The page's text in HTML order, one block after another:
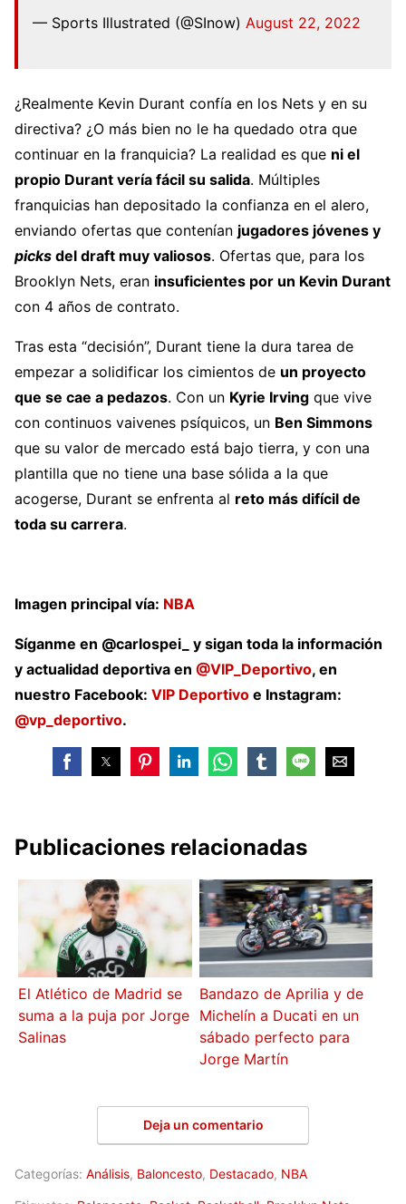
— Sports Illustrated (@SInow) August 22, 2022
¿Realmente Kevin Durant confía en los Nets y en su
directiva? ¿O más bien no le ha quedado otra que
continuar en la franquicia? La realidad es que ni el
propio Durant vería fácil su salida. Múltiples
franquicias han depositado la confianza en el alero,
enviando ofertas que contenían jugadores jóvenes y
picks del draft muy valiosos. Ofertas que, para los
Brooklyn Nets, eran insuficientes por un Kevin Durant
con 4 años de contrato.
Tras esta “decisión”, Durant tiene la dura tarea de
empezar a solidificar los cimientos de un proyecto
que se cae a pedazos. Con un Kyrie Irving que vive
con continuos vaivenes psíquicos, un Ben Simmons
que su valor de mercado está bajo tierra, y con una
plantilla que no tiene una base sólida a la que
acogerse, Durant se enfrenta al reto más difícil de
toda su carrera.
Imagen principal vía: NBA
Síganme en @carlospei_ y sigan toda la información
y actualidad deportiva en @VIP_Deportivo, en
nuestro Facebook: VIP Deportivo e Instagram:
@vp_deportivo.
Publicaciones relacionadas
El Atlético de Madrid se
suma a la puja por Jorge
Salinas
Bandazo de Aprilia y de
Michelín a Ducati en un
sábado perfecto para
Jorge Martín
Deja un comentario
Categorías: Análisis, Baloncesto, Destacado, NBA